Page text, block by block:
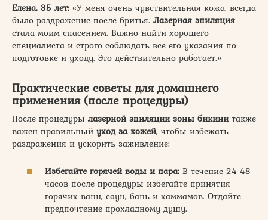
Елена, 35 лет: «У меня очень чувствительная кожа, всегда
было раздражение после бритья. Лазерная эпиляция
стала моим спасением. Важно найти хорошего
специалиста и строго соблюдать все его указания по
подготовке и уходу. Это действительно работает.»
Практические советы для домашнего
применения (после процедуры)
После процедуры лазерной эпиляции зоны бикинитакже
важен правильный уход за кожей, чтобы избежать
раздражения и ускорить заживление:
Избегайте горячей воды и пара: В течение 24-48
часов после процедуры избегайте принятия
горячих ванн, саун, бань и хаммамов. Отдайте
предпочтение прохладному душу.